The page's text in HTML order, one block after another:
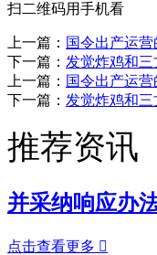
扫二维码用手机看
上一篇： 国令出产运
下一篇： 发觉炸鸡和
上一篇： 国令出产运
下一篇： 发觉炸鸡和
推荐资讯
并采纳响应办
点击查看更多 